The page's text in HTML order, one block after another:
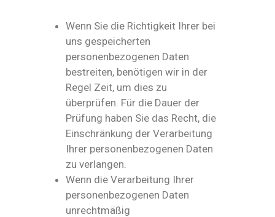
Wenn Sie die Richtigkeit Ihrer bei
uns gespeicherten
personenbezogenen Daten
bestreiten, benötigen wir in der
Regel Zeit, um dies zu
überprüfen. Für die Dauer der
Prüfung haben Sie das Recht, die
Einschränkung der Verarbeitung
Ihrer personenbezogenen Daten
zu verlangen.
Wenn die Verarbeitung Ihrer
personenbezogenen Daten
unrechtmäßig